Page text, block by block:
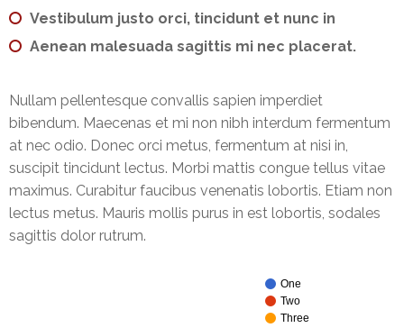
Vestibulum justo orci, tincidunt et nunc in
Aenean malesuada sagittis mi nec placerat.
Nullam pellentesque convallis sapien imperdiet
bibendum. Maecenas et mi non nibh interdum fermentum
at nec odio. Donec orci metus, fermentum at nisi in,
suscipit tincidunt lectus. Morbi mattis congue tellus vitae
maximus. Curabitur faucibus venenatis lobortis. Etiam non
lectus metus. Mauris mollis purus in est lobortis, sodales
sagittis dolor rutrum.
One
Two
Three